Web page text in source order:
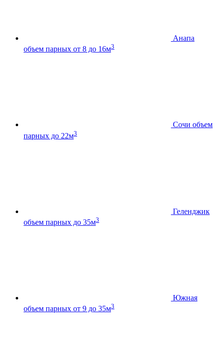
Анапа
объем парных от 8 до 16м3
Сочи объем
парных до 22м3
Геленджик
объем парных до 35м3
Южная
объем парных от 9 до 35м3